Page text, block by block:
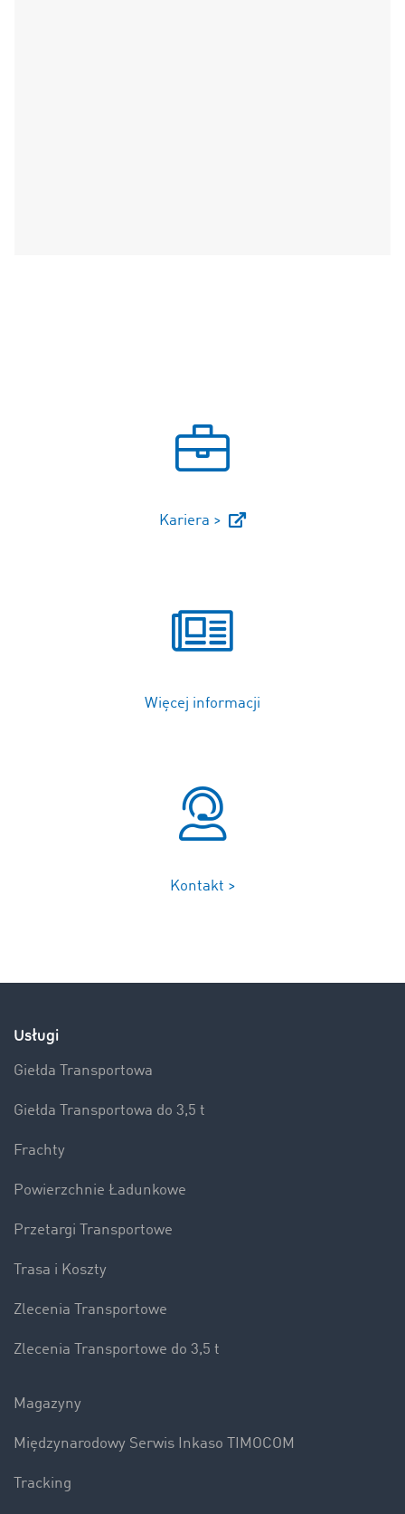
Kariera >
Więcej informacji
Kontakt >
Usługi
Giełda Transportowa
Giełda Transportowa do 3,5 t
Frachty
Powierzchnie Ładunkowe
Przetargi Transportowe
Trasa i Koszty
Zlecenia Transportowe
Zlecenia Transportowe do 3,5 t
Magazyny
Międzynarodowy Serwis Inkaso TIMOCOM
Tracking